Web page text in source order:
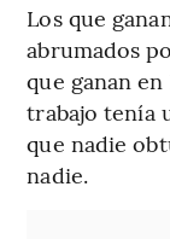
Los que
abrumados
que ganan
trabajo tenía
que nadie
nadie.